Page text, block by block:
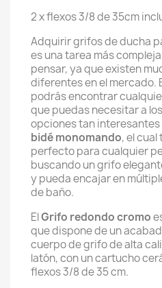
2 x flexos 3/8 de 35cm
Adquirir grifos de ducha
es una tarea más
pensar, ya que existen
diferentes en el mercado.
podrás encontrar
que puedas necesitar a
opciones tan
bidé monomando, el
perfecto para cualquier
buscando un grifo
y pueda encajar en
de baño.
ElGrifo redondo cromo
que dispone de un
cuerpo de grifo de alta
latón, con un cartucho
flexos 3/8 de 35 cm.